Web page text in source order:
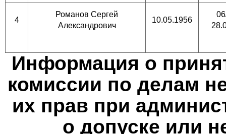
4
Романов Сергей
Александрович
10.05.1956
Информация о
комиссии по делам
их прав при
о допуске или